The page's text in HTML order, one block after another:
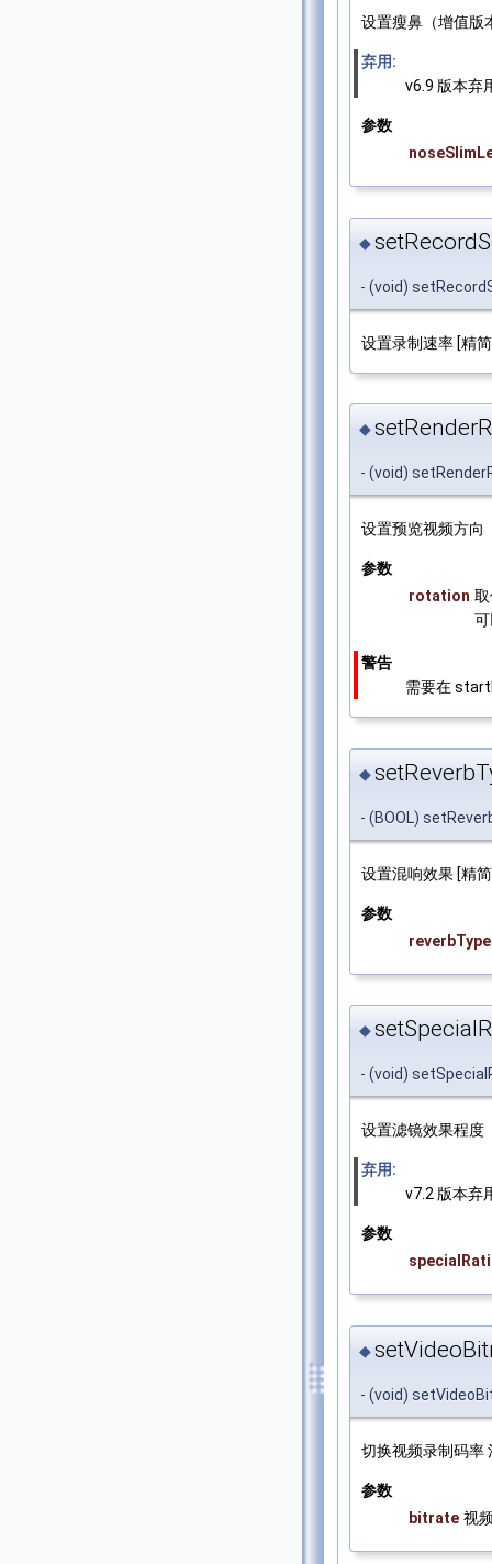
设置瘦鼻（增值版
弃用:
v6.9 版本弃
参数
◆
- (void)
设置录制速率 [精
◆
- (void)
设置预览视频方向
参数
rotation
警告
需要在
◆
- (BOOL)
设置混响效果 [精
参数
reverbType
◆
- (void)
设置滤镜效果程度
弃用:
v7.2 版本弃
参数
◆
- (void)
切换视频录制码率
参数
bitrate 视